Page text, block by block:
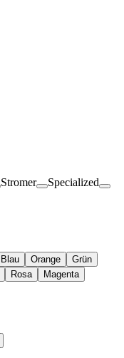
Stromer
Specialized
Blau Orange
Grün
Rosa Magenta